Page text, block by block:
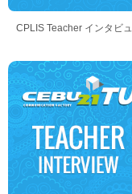
CPLIS Teacher インタビ